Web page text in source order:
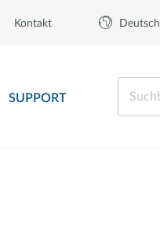
Kontakt Deutsch
SUPPORT